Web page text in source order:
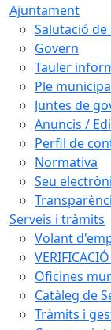
Ajuntament
Salutació de
Govern
Tauler
Ple
Juntes de
Anuncis /
Perfil de
Normativa
Seu
Serveis i tràmits
Volant
Oficines
Catàleg de
Tràmits i